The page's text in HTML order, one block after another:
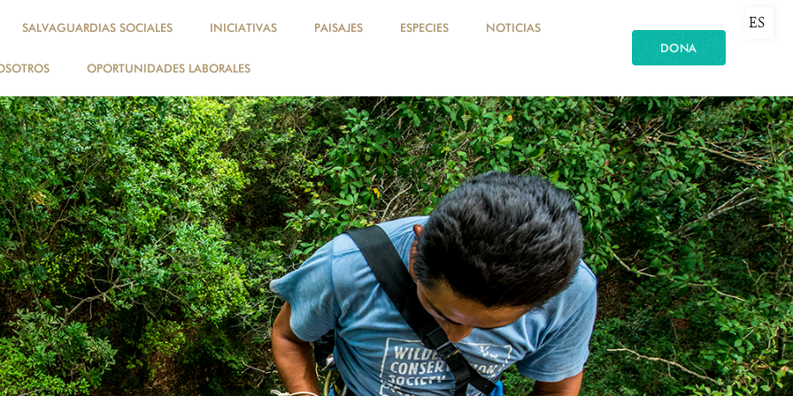
SALVAGUARDIAS SOCIALES INICIATIVAS PAISAJES ESPECIES NOTICIAS
OPORTUNIDADES LABORALES
DONA
ES